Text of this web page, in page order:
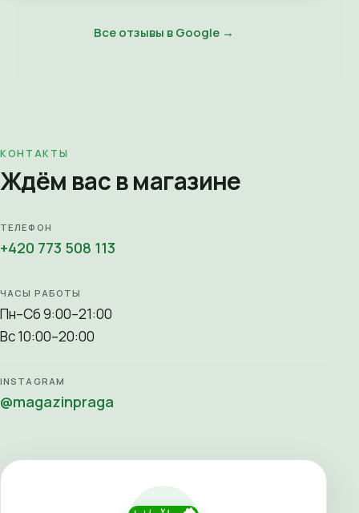
Все отзывы в Google →
КОНТАКТЫ
Ждём вас в магазине
ТЕЛЕФОН
+420 773 508 113
ЧАСЫ РАБОТЫ
Пн–Сб 9:00–21:00
Вс 10:00–20:00
INSTAGRAM
@magazinpraga